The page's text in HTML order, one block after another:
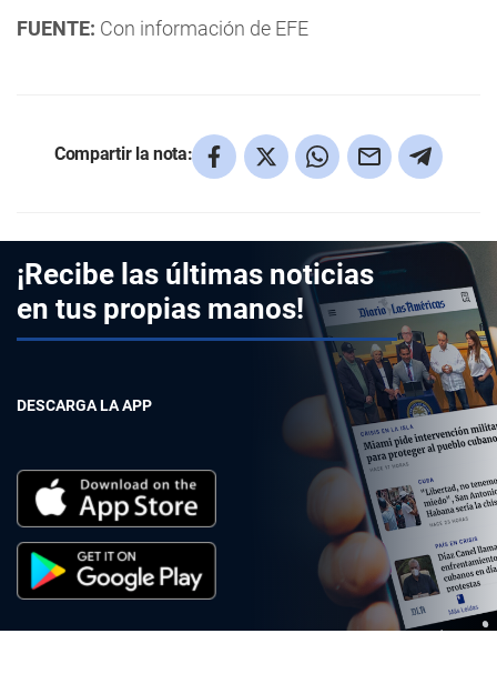
FUENTE: Con información de EFE
Compartir la nota:
¡Recibe las últimas noticias
en tus propias manos!
DESCARGA LA APP